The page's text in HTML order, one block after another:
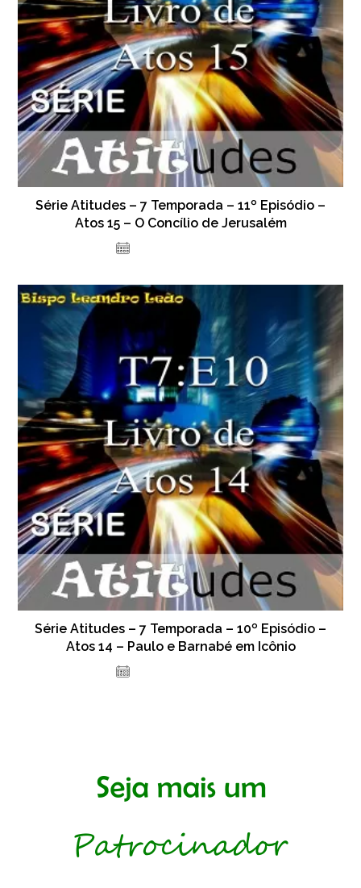
Série Atitudes – 7 Temporada – 11º Episódio –
Atos 15 – O Concílio de Jerusalém
Série Atitudes – 7 Temporada – 10º Episódio –
Atos 14 – Paulo e Barnabé em Icônio